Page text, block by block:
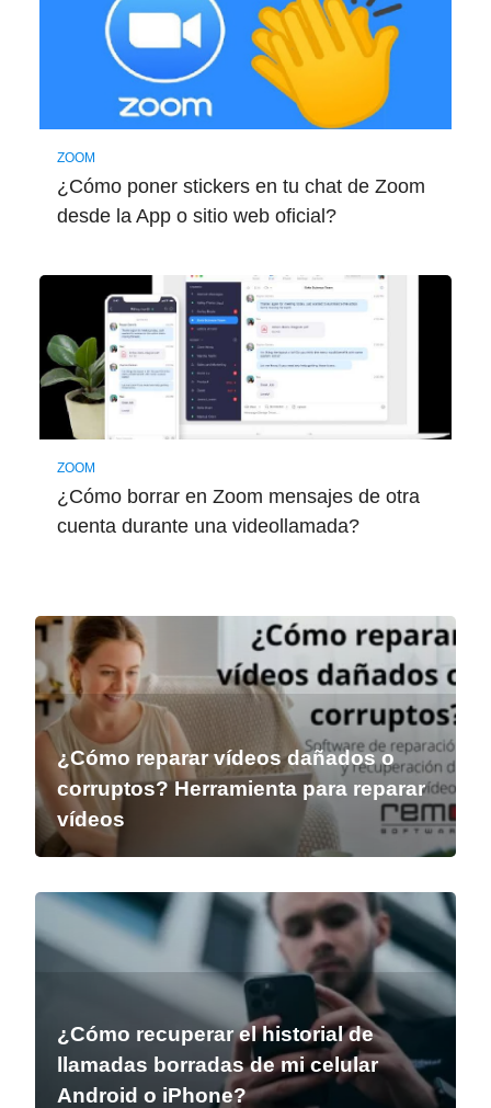
ZOOM
¿Cómo poner stickers en tu chat de Zoom
desde la App o sitio web oficial?
ZOOM
¿Cómo borrar en Zoom mensajes de otra
cuenta durante una videollamada?
¿Cómo reparar vídeos dañados o
corruptos? Herramienta para reparar
vídeos
¿Cómo recuperar el historial de
llamadas borradas de mi celular
Android o iPhone?